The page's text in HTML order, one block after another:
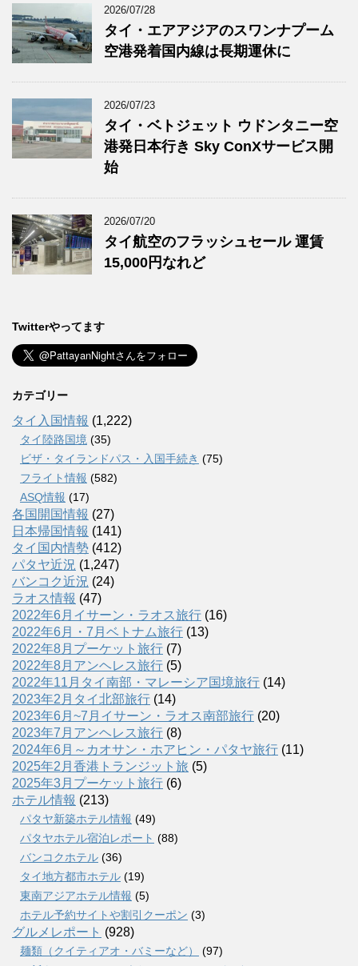
2026/07/28
タイ・エアアジアのスワンナプーム
空港発着国内線は長期運休に
2026/07/23
タイ・ベトジェット ウドンタニー空
港発日本行き Sky ConXサービス開
始
2026/07/20
タイ航空のフラッシュセール 運賃
15,000円なれど
Twitterやってます
カテゴリー
タイ入国情報 (1,222)
タイ陸路国境 (35)
ビザ・タイランドパス・入国手続き (75)
フライト情報 (582)
ASQ情報 (17)
各国開国情報 (27)
日本帰国情報 (141)
タイ国内情勢 (412)
パタヤ近況 (1,247)
バンコク近況 (24)
ラオス情報 (47)
2022年6月イサーン・ラオス旅行 (16)
2022年6月・7月ベトナム旅行 (13)
2022年8月プーケット旅行 (7)
2022年8月アンヘレス旅行 (5)
2022年11月タイ南部・マレーシア国境旅行 (14)
2023年2月タイ北部旅行 (14)
2023年6月~7月イサーン・ラオス南部旅行 (20)
2023年7月アンヘレス旅行 (8)
2024年6月～カオサン・ホアヒン・パタヤ旅行 (11)
2025年2月香港トランジット旅 (5)
2025年3月プーケット旅行 (6)
ホテル情報 (213)
パタヤ新築ホテル情報 (49)
パタヤホテル宿泊レポート (88)
バンコクホテル (36)
タイ地方都市ホテル (19)
東南アジアホテル情報 (5)
ホテル予約サイトや割引クーポン (3)
グルメレポート (928)
麺類（クイティアオ・バミーなど）
(97)